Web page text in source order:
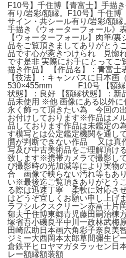
F10号】千住博【青富士】手描
有り/岩彩/額縁。F10号】千住博
サイン・共シール有り/岩彩/額
手描き《ウォーターフォール》
【ウォーターフォール】肉筆/
品をご覧頂きましてありがとう
品です心が惹きつけられ 見惚
です是非 実際にお手にとってご
描き作品】 【作品名】：青富士
【技法】：キャンバスに日本画
530×455mm F10号 【額縁
状態】：良好 【額縁状態】：新
品未使用 ※他 画像にある以外
永く飾って頂きたい為 今回の
お付けしております※作品はメ
品しております作品は未鑑定の
す模写とは公定鑑定機関を通し
贋が判断できない作品 又は真
写及び中古美術品をご理解頂け
致します※携帯カメラで撮影し
び撮影時の光加減等により実物
合 画像で映らない汚れ等もあ
い※最後迄ご覧頂きありがとう
る際は迅速丁寧 柔軟に対応さ
はどうぞ宜しくお願い申し上げ
ラフシルクスクリーン赤富士片
郁夫千住博東郷青児藤田嗣治棟
塚省吾小磯良平中川一政林武梅
田崎広助日本画六角彩子奈良美
ジミー大西岡本太郎草間彌生ビ
倉鉄平ヒロヤマガタラッセン日
レー額縁額装額